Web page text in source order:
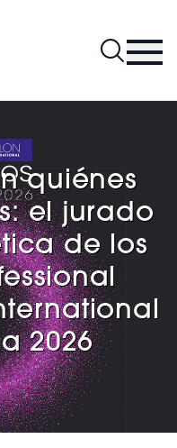
quiénes
el jurado
de los
2026